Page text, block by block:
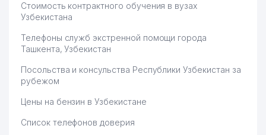
62
FORTUNATE PERFECT
63 IDEAL BUSINESS CENTRE ООО
64 NEW SIGHT ООО 257 м
FARMAKOM СП ООО
Стоимость контрактного обучения в вузах
Узбекистана
Телефоны служб экстренной помощи города
Ташкента, Узбекистан
Посольства и консульства Республики Узбекистан за
рубежом
Цены на бензин в Узбекистане
Список телефонов доверия